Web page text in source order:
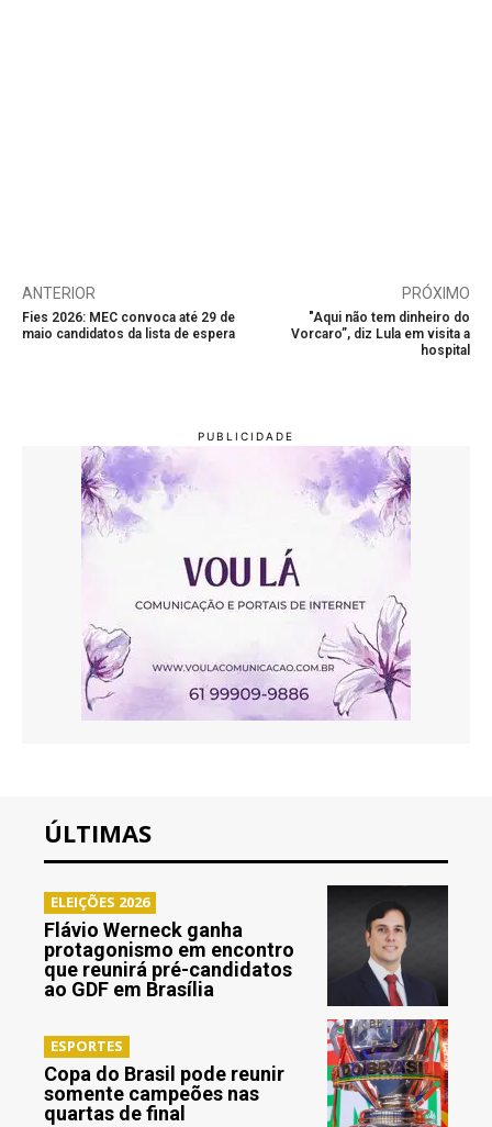
ANTERIOR
Fies 2026: MEC convoca até 29 de
maio candidatos da lista de espera
PRÓXIMO
"Aqui não tem dinheiro do
Vorcaro”, diz Lula em visita a
hospital
ÚLTIMAS
ELEIÇÕES 2026
Flávio Werneck ganha
protagonismo em encontro
que reunirá pré-candidatos
ao GDF em Brasília
ESPORTES
Copa do Brasil pode reunir
somente campeões nas
quartas de final